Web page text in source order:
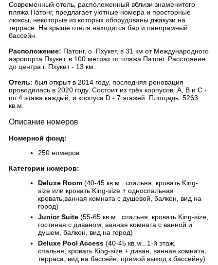
Современный отель, расположенный вблизи знаменитого
пляжа Патонг, предлагает уютные номера и просторные
люксы, некоторые из которых оборудованы джакузи на
террасе. На крыше отеля находится бар и панорамный
бассейн.
Расположение: Патонг, о. Пхукет, в 31 км от Международного
аэропорта Пхукет, в 100 метрах от пляжа Патонг. Расстояние
до центра г. Пхукет - 13 км.
Отель: был открыт в 2014 году, последняя реновация
проводилась в 2020 году. Состоит из трёх корпусов: A, B и C -
по 4 этажа каждый, и корпуса D - 7 этажей. Площадь: 5263
кв.м.
Описание номеров
Номерной фонд:
250 номеров
Категории номеров:
Deluxe Room (40-45 кв.м., спальня, кровать King-
size или кровать King-size + односпальная
кровать,ванная комната с душевой, балкон, вид на
город)
Junior Suite (55-65 кв.м., спальня, кровать King-size,
гостиная с диваном, ванная комната с ванной и
душем, балкон, вид на город)
Deluxe Pool Access (40-45 кв.м., 1-й этаж,
спальня, кровать King-size + диван, ванная комната,
терраса, вид на бассейн, прямой выход к бассейну)